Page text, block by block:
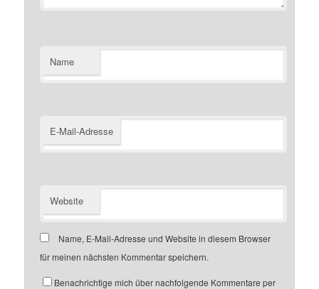
Name
E-Mail-Adresse
Website
Name, E-Mail-Adresse und Website in diesem Browser
für meinen nächsten Kommentar speichern.
Benachrichtige mich über nachfolgende Kommentare per